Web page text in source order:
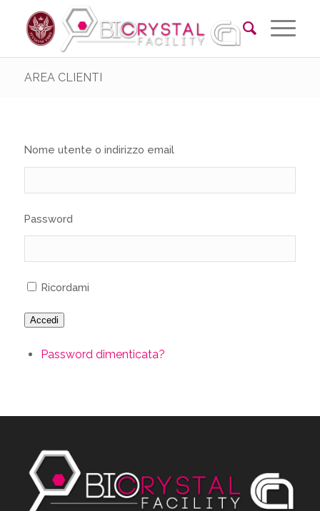
AREA CLIENTI
Nome utente o indirizzo email
Password
Ricordami
Accedi
Password dimenticata?